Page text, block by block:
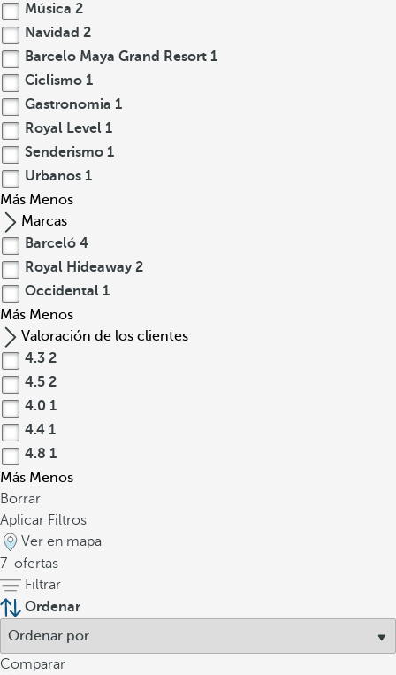
Música 2
Navidad 2
Barcelo Maya Grand Resort 1
Ciclismo 1
Gastronomia 1
Royal Level 1
Senderismo 1
Urbanos 1
Más Menos
Marcas
Barceló 4
Royal Hideaway 2
Occidental 1
Más Menos
Valoración de los clientes
4.3 2
4.5 2
4.0 1
4.4 1
4.8 1
Más Menos
Borrar
Aplicar Filtros
Ver en mapa
7 ofertas
Filtrar
Ordenar
Comparar